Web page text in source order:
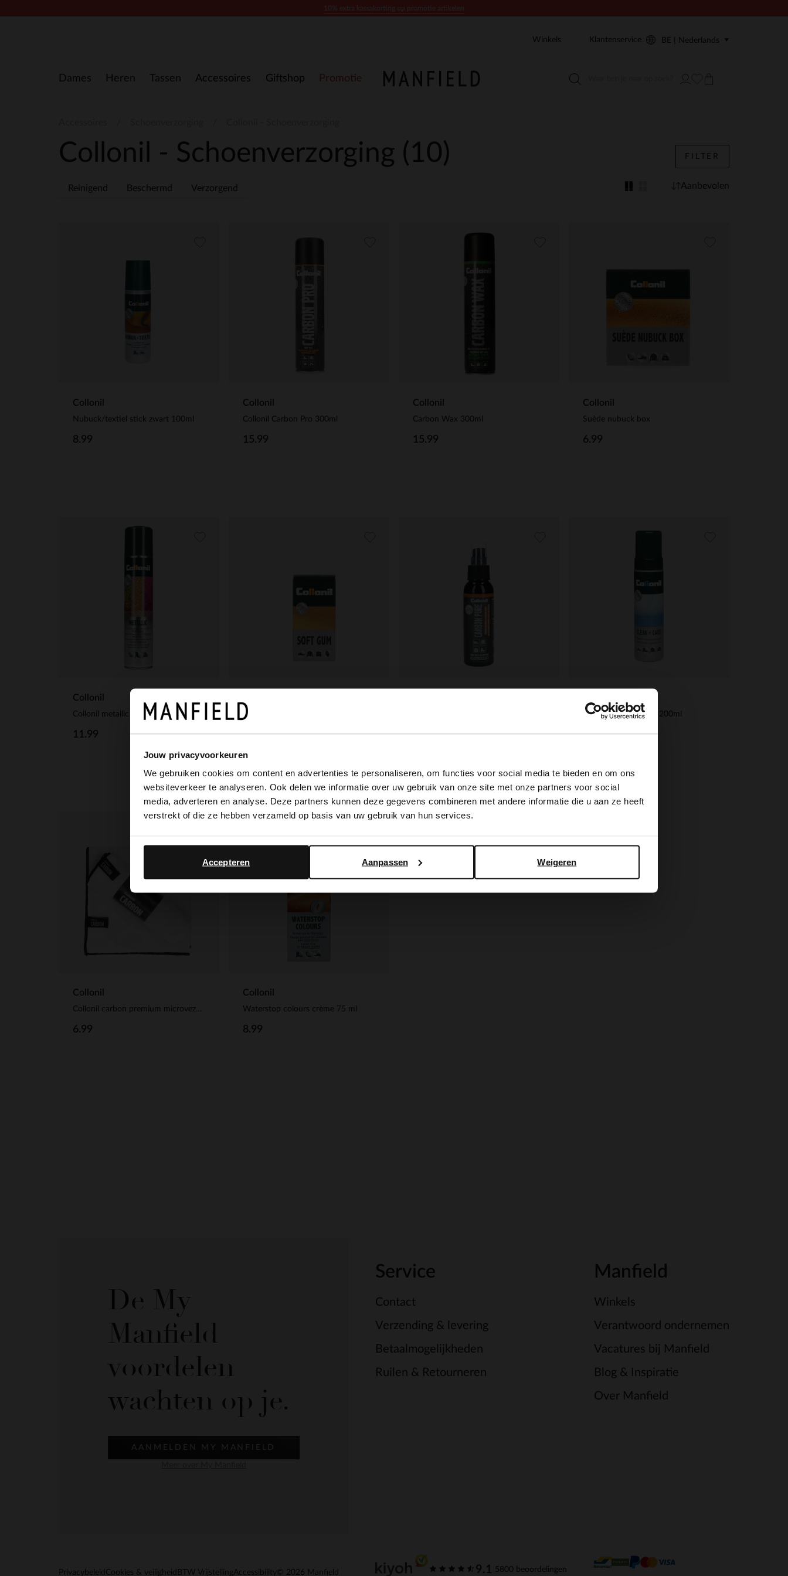
Jouw privacyvoorkeuren
We gebruiken cookies om content en advertenties te personaliseren, om functies voor social media te bieden en om ons
websiteverkeer te analyseren. Ook delen we informatie over uw gebruik van onze site met onze partners voor social
media, adverteren en analyse. Deze partners kunnen deze gegevens combineren met andere informatie die u aan ze heeft
verstrekt of die ze hebben verzameld op basis van uw gebruik van hun services.
Weigeren
Aanpassen
Accepteren
Dames Heren Tassen Accessoires Giftshop Promotie
Winkels Klantenservice BE | Nederlands
Collonil - Schoenverzorging (10)
Reinigend Beschermd Verzorgend
FILTER
Aanbevolen
Collonil
Nubuck/textiel stick zwart 100ml
8.99
Collonil
Collonil Carbon Pro 300ml
15.99
Collonil
Carbon Wax 300ml
15.99
Collonil
Suède nubuck box
6.99
Collonil
Collonil metallic spray
11.99
Soft gum
6.99 12.99
Clean & care schuim 200ml
13.99
Collonil
Collonil carbon premium microvezeldoek
6.99
Collonil
Waterstop colours crème 75 ml
8.99
De My
Manfield
voordelen
wachten op je.
AANMELDEN MY MANFIELD
Service
Contact
Verzending & levering
Betaalmogelijkheden
Ruilen & Retourneren
Manfield
Winkels
Verantwoord ondernemen
Vacatures bij Manfield
Blog & Inspiratie
Over Manfield
9.1 5800 beoordelingen
Privacybeleid Cookies & veiligheid BTW VrijstellingAccessibility © 2026 Manfield
×
It looks like your language isn't Dutch. Would you like to